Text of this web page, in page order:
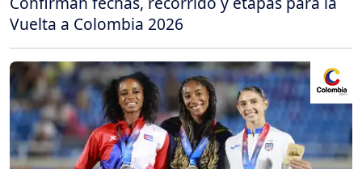
Vuelta a Colombia 2026